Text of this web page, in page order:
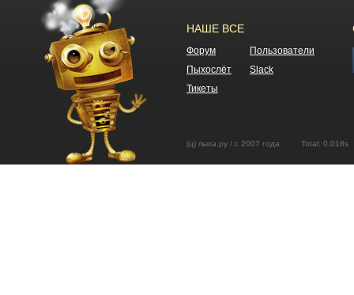
НАШЕ ВСЕ
Форум
Пользователи
Пыхослёт
Slack
Тикеты
(ц) пыха.ру / с 2007 года Total: